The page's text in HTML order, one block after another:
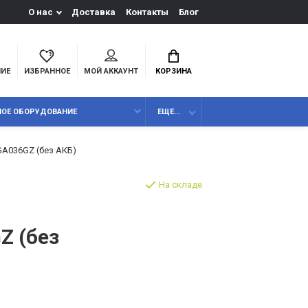
О нас Доставка Контакты Блог
ИЗБРАННОЕ МОЙ АККАУНТ КОРЗИНА
ОБОРУДОВАНИЕ ЕЩЕ...
(без АКБ)
(без
На складе